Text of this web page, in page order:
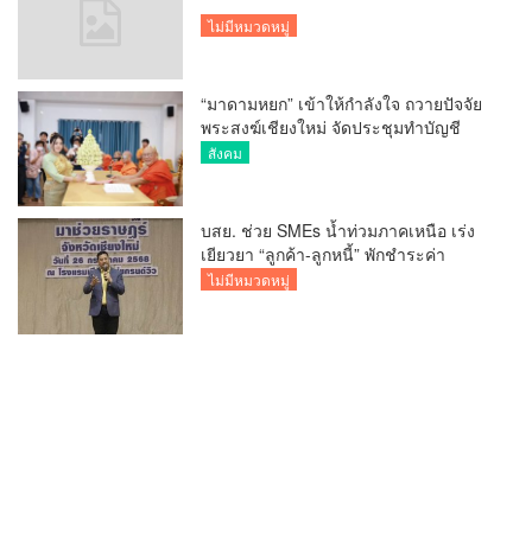
ไม่มีหมวดหมู่
“มาดามหยก” เข้าให้กำลังใจ ถวายปัจจัย
พระสงฆ์เชียงใหม่ จัดประชุมทำบัญชี
รายรับรายจ่ายของวัด กว่า 300 รูป ที่วัด
สังคม
บสย. ช่วย SMEs น้ำท่วมภาคเหนือ เร่ง
เยียวยา “ลูกค้า-ลูกหนี้” พักชำระค่า
ธรรมเนียม-ค่างวด
ไม่มีหมวดหมู่